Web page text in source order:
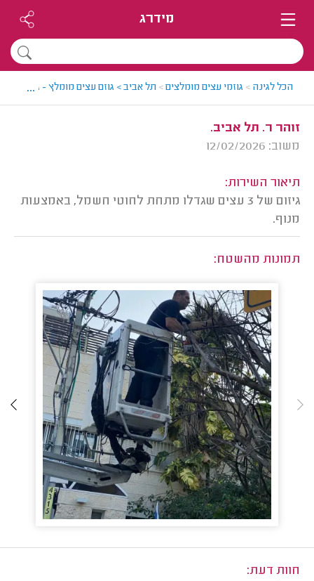
מידרג
הכל לגינה > גוזמי עצים מומלצים> תל אביב > גוזם עצים מומלץ - גד>...
זוהר ר. תל אביב.
משוב: 12/02/2026
תיאור השירות:
גיזום של 3 עצים שגדלו מתחת לחוטי חשמל, באמצעות
מנוף.
תמונות מהשטח:
חוות דעת: